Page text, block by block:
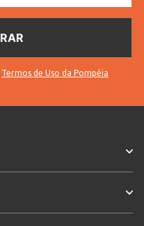
Termos de Uso da Pompéia